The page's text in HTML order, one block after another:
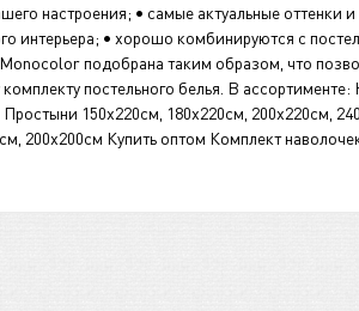
настроения; • самые актуальные оттенки
интерьера; • хорошо комбинируются с
подобрана таким образом, что
постельного белья. В
150х220см, 180х220см, 200х220см,
200х200см Купить оптом Комплект